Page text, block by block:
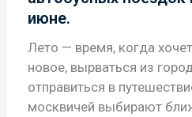
июне.
Лето — время, когда
новое, вырваться из
отправиться в
москвичей выбирают